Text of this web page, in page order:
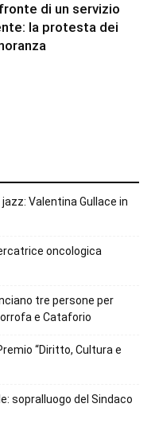
di un servizio
la protesta dei
Valentina Gullace in
oncologica
tre persone per
e Cataforio
“Diritto, Cultura e
sopralluogo del Sindaco